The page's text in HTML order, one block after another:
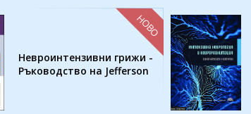
Невроинтензивни грижи -
Ръководство на Jefferson
НОВО